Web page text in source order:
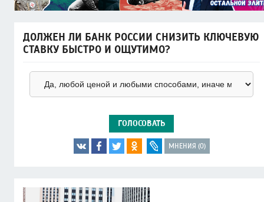
ДОЛЖЕН ЛИ БАНК РОССИИ СНИЗИТЬ КЛЮЧЕВУЮ
СТАВКУ БЫСТРО И ОЩУТИМО?
ГОЛОСОВАТЬ
МНЕНИЯ (0)